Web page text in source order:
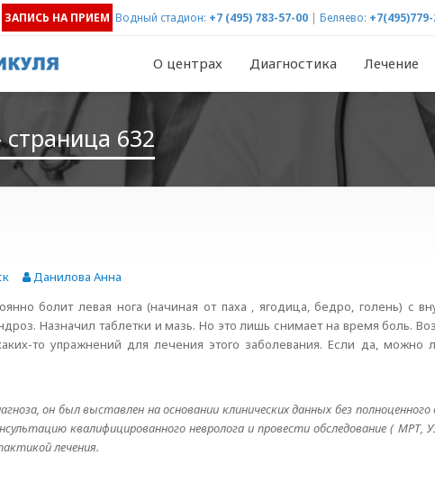
ЗАПИСЬ НА ПРИЕМ Водный стадион: +7 (495) 783-57-00 | Беляево:
О центрах Диагностика Лечение
страница 632
Данилова Анна
болит левая нога (начиная от паха , ягодица, бедро, голень) с
Назначил таблетки и мазь. Но это лишь снимает на время боль.
то упражнений для лечения этого заболевания. Если да, можно
он был выставлен на основании клинических данных без
квалифицированного невролога и провести обследование ( МРТ,
лечения.